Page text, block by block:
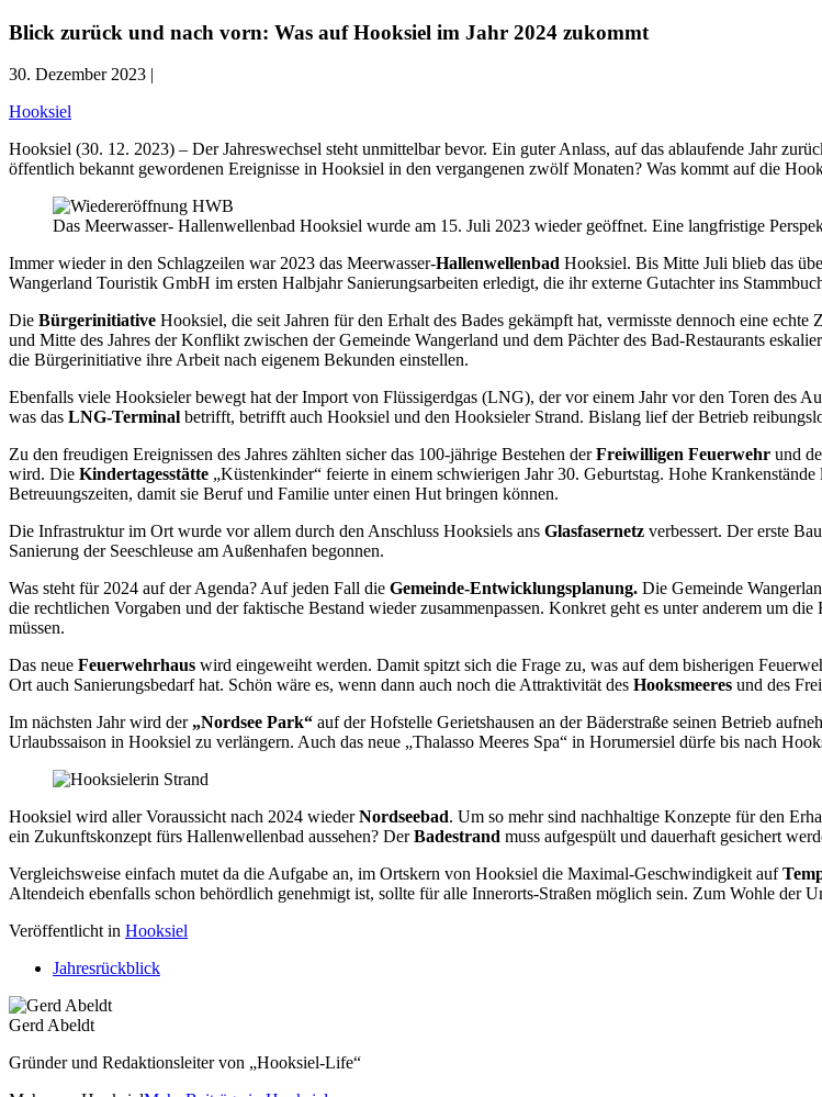
Blick zurück und nach vorn: Was auf Hooksiel im Jahr 2024 zukommt
30. Dezember 2023 |
Hooksiel
Hooksiel (30. 12. 2023) – Der Jahreswechsel steht unmittelbar bevor. Ein guter Anlass, auf das ablaufende Jahr
öffentlich bekannt gewordenen Ereignisse in Hooksiel in den vergangenen zwölf Monaten? Was kommt auf die
Das Meerwasser- Hallenwellenbad Hooksiel wurde am 15. Juli 2023 wieder geöffnet. Eine langfristige
Immer wieder in den Schlagzeilen war 2023 das Meerwasser-Hallenwellenbad Hooksiel. Bis Mitte Juli blieb das
Wangerland Touristik GmbH im ersten Halbjahr Sanierungsarbeiten erledigt, die ihr externe Gutachter ins
Die Bürgerinitiative Hooksiel, die seit Jahren für den Erhalt des Bades gekämpft hat, vermisste dennoch eine
und Mitte des Jahres der Konflikt zwischen der Gemeinde Wangerland und dem Pächter des Bad-Restaurants
die Bürgerinitiative ihre Arbeit nach eigenem Bekunden einstellen.
Ebenfalls viele Hooksieler bewegt hat der Import von Flüssigerdgas (LNG), der vor einem Jahr vor den Toren des
was das LNG-Terminal betrifft, betrifft auch Hooksiel und den Hooksieler Strand. Bislang lief der Betrieb
Zu den freudigen Ereignissen des Jahres zählten sicher das 100-jährige Bestehen derFreiwilligen Feuerwehr und
wird. Die Kindertagesstätte „Küstenkinder“ feierte in einem schwierigen Jahr 30. Geburtstag. Hohe
Betreuungszeiten, damit sie Beruf und Familie unter einen Hut bringen können.
Die Infrastruktur im Ort wurde vor allem durch den Anschluss Hooksiels ans Glasfasernetz verbessert. Der erste
Sanierung der Seeschleuse am Außenhafen begonnen.
Was steht für 2024 auf der Agenda? Auf jeden Fall die Gemeinde-Entwicklungsplanung. Die Gemeinde
die rechtlichen Vorgaben und der faktische Bestand wieder zusammenpassen. Konkret geht es unter anderem um
müssen.
Das neue Feuerwehrhaus wird eingeweiht werden. Damit spitzt sich die Frage zu, was auf dem bisherigen
Ort auch Sanierungsbedarf hat. Schön wäre es, wenn dann auch noch die Attraktivität des Hooksmeeres und des
Im nächsten Jahr wird der „Nordsee Park“ auf der Hofstelle Gerietshausen an der Bäderstraße seinen Betrieb
Urlaubssaison in Hooksiel zu verlängern. Auch das neue „Thalasso Meeres Spa“ in Horumersiel dürfe bis nach
Hooksiel wird aller Voraussicht nach 2024 wiederNordseebad. Um so mehr sind nachhaltige Konzepte für den
ein Zukunftskonzept fürs Hallenwellenbad aussehen? DerBadestrand muss aufgespült und dauerhaft gesichert
Vergleichsweise einfach mutet da die Aufgabe an, im Ortskern von Hooksiel die Maximal-Geschwindigkeit auf
Altendeich ebenfalls schon behördlich genehmigt ist, sollte für alle Innerorts-Straßen möglich sein. Zum Wohle der
Veröffentlicht in Hooksiel
Jahresrückblick
Gerd Abeldt
Gründer und Redaktionsleiter von „Hooksiel-Life“